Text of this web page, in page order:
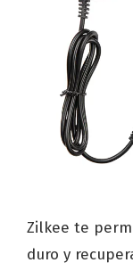
Zilkee te
duro y